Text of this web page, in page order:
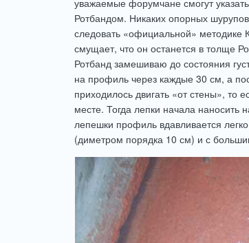
уважаемые форумчане смогут
Ротбандом. Никаких опорных
следовать «официальной» методике
смущает, что он останется в толще
Ротбанд замешиваю до состояния
на профиль через каждые 30 см, а
приходилось двигать «от стены», то
месте. Тогда лепки начала наносить
лепешки профиль вдавливается
(диметром порядка 10 см) и с